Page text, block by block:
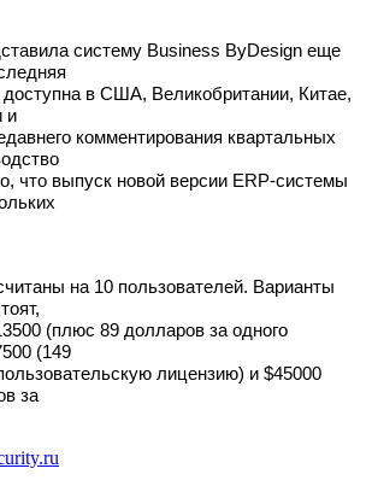
систему Business ByDesign еще
доступна в США, Великобритании, Китае,
и
комментирования квартальных
что выпуск новой версии ERP-системы
на 10 пользователей. Варианты
(плюс 89 долларов за одного
(149
лицензию) и $45000
за